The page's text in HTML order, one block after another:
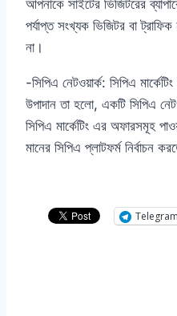
আপনাকে সাইটের ভিজিটরের
পর্যাপ্ত সংখ্যক ভিজিটর বা ট্রাফিক
না।
-সিপিএ নেটওয়ার্ক: সিপিএ
উপাদান তা হলো, একটি সিপিএ
সিপিএ মার্কেটিং এর অফারসমূহ
মানের সিপিএ প্লাটফর্ম নির্বাচন
Telegram